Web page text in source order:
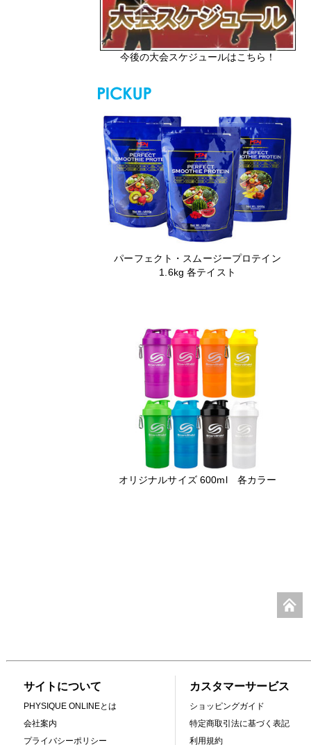
今後の大会スケジュールはこちら！
パーフェクト・スムージープロテイン
1.6kg 各テイスト
オリジナルサイズ 600ml 各カラー
サイトについて
PHYSIQUE ONLINEとは
会社案内
プライバシーポリシー
カスタマーサービス
ショッピングガイド
特定商取引法に基づく表記
利用規約